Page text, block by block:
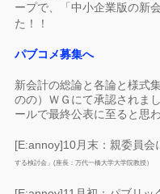
ープで、「中小企業版の新
た！！
パブコメ募集へ
新会計の総論と各論と様式
のの）ＷＧにて承認されま
ールで最終公表に至ると思
[E:annoy]10月末：親委員会
する検討会」(座長：万代一橋大学大学院教授）